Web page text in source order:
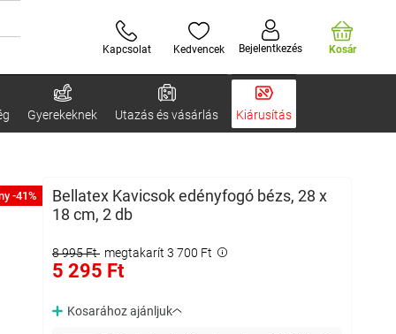
Kapcsolat Kedvencek Bejelentkezés Kosár
Gyerekeknek Utazás és vásárlás Kiárusítás
-41%
Bellatex Kavicsok edényfogó bézs, 28 x
18 cm, 2 db
8 995 Ft megtakarít 3 700 Ft
5 295 Ft
Kosarához ajánljuk